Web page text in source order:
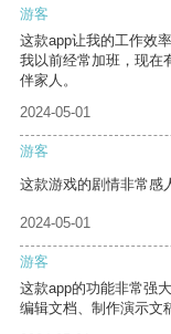
游客
这款app让我的工作效
我以前经常加班，现在
伴家人。
2024-05-01
游客
这款游戏的剧情非常感
2024-05-01
游客
这款app的功能非常强
编辑文档、制作演示文